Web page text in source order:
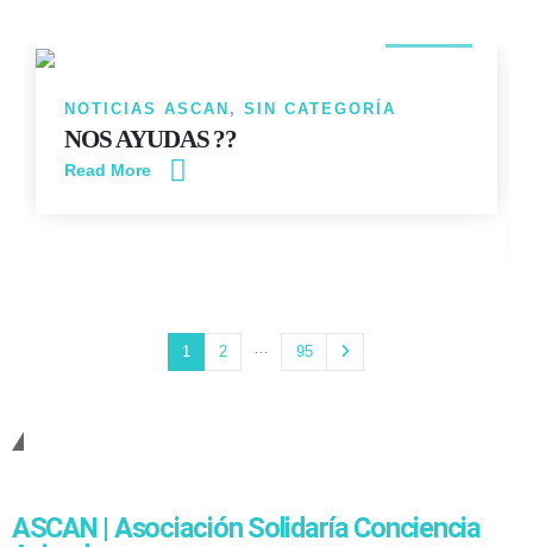
NOTICIAS ASCAN , SIN CATEGORÍA
NOS AYUDAS ??
Read More
1 2 … 95
ASCAN | Asociación Solidaría Conciencia